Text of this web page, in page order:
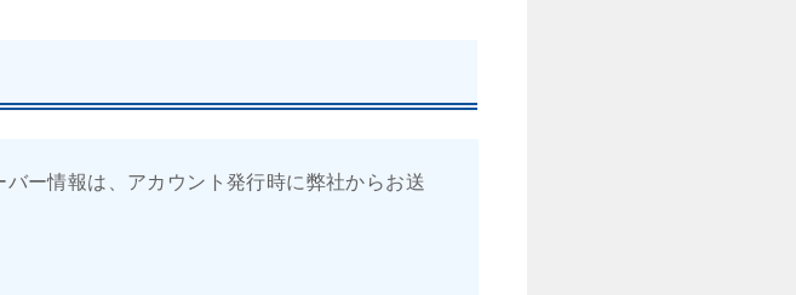
ー情報は、アカウント発行時に弊社からお送